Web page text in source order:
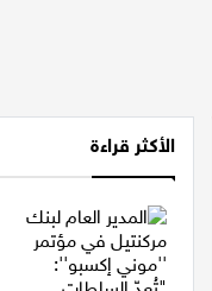
الأكثر قراءة